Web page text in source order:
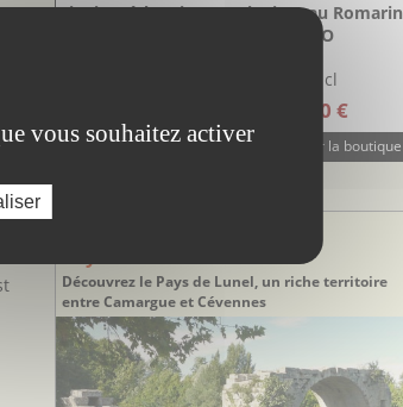
Vinaigre à l’Ortie BIO Vinaigre au Romarin
BIO
25 cl
5.20 €
Visiter la boutique
Découvrez le Pays de Lunel, un riche territoire
entre Camargue et Cévennes
vous souhaitez activer